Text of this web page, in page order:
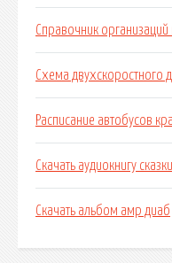
Справочник
Схема двухскоростного
Расписание автобусов
Скачать аудиокнигу
Скачать альбом амр диаб